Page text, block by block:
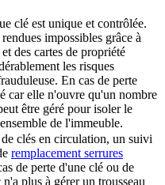
clé est unique et contrôlée.
impossibles grâce à
des cartes de propriété
les risques
En cas de perte
car elle n'ouvre qu'un nombre
être géré pour isoler le
de l'immeuble.
clés en circulation, un suivi
remplacement serrures
de perte d'une clé ou de
plus à gérer un trousseau